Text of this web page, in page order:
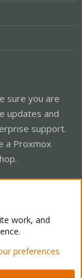
sure you are
updates and
support.
a Proxmox
Home
work, and
preferences